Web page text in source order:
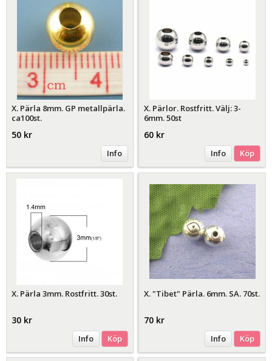
X. Pärla 8mm. GP metallpärla.
ca100st.
50 kr
Info
X. Pärlor. Rostfritt. Välj: 3-
6mm. 50st
60 kr
Info Köp
X. Pärla 3mm. Rostfritt. 30st.
30 kr
Info Köp
X. "Tibet" Pärla. 6mm. SA. 70st.
70 kr
Info Köp